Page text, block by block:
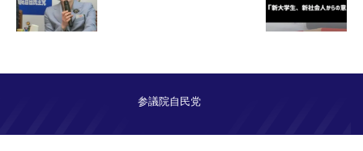
参議院自民党